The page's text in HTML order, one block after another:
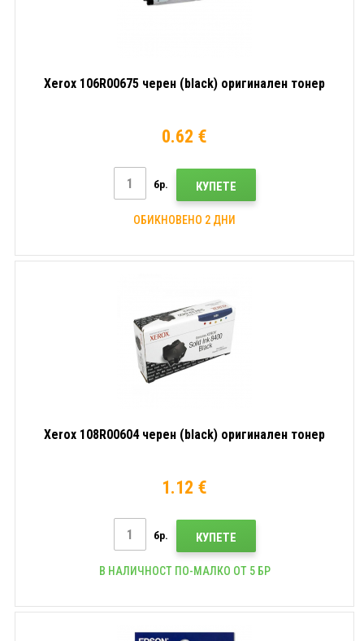
Xerox 106R00675 черен (black) оригинален тонер
0.62 €
бр. КУПЕТЕ
ОБИКНОВЕНО 2 ДНИ
Xerox 108R00604 черен (black) оригинален тонер
1.12 €
бр. КУПЕТЕ
В НАЛИЧНОСТ ПО-МАЛКО ОТ 5 БР